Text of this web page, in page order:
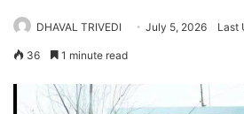
DHAVAL TRIVEDI July 5, 2026 Last
36 1 minute read